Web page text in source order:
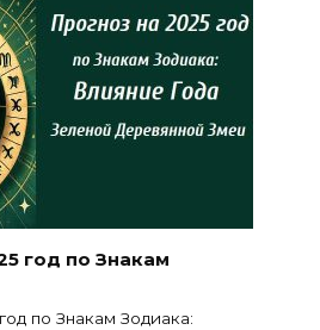
год по Знакам
по Знакам Зодиака: